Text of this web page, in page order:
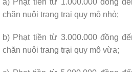
chăn nuôi trang trại quy mô nhỏ;
b) Phạt tiền từ 3.000.000 đồng
chăn nuôi trang trại quy mô vừa;